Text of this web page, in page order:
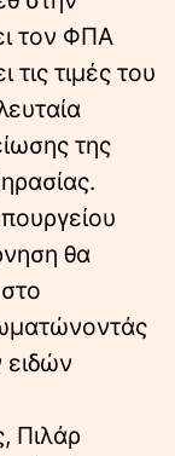
τον ΦΠΑ
τις τιμές του
της
θα
ειδών
Πιλάρ